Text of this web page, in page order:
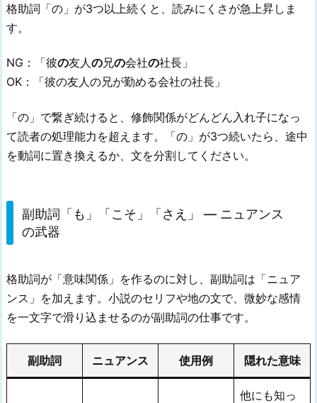
格助詞「の」が3つ以上続くと、読みにくさが急上昇しま
す。
NG：「彼の友人の兄の会社の社長」
OK：「彼の友人の兄が勤める会社の社長」
「の」で繋ぎ続けると、修飾関係がどんどん入れ子になっ
て読者の処理能力を超えます。「の」が3つ続いたら、途中
を動詞に置き換えるか、文を分割してください。
副助詞「も」「こそ」「さえ」 — ニュアンス
の武器
格助詞が「意味関係」を作るのに対し、副助詞は「ニュア
ンス」を加えます。小説のセリフや地の文で、微妙な感情
を一文字で滑り込ませるのが副助詞の仕事です。
副助詞 ニュアンス 使用例 隠れた意味
他にも知っ